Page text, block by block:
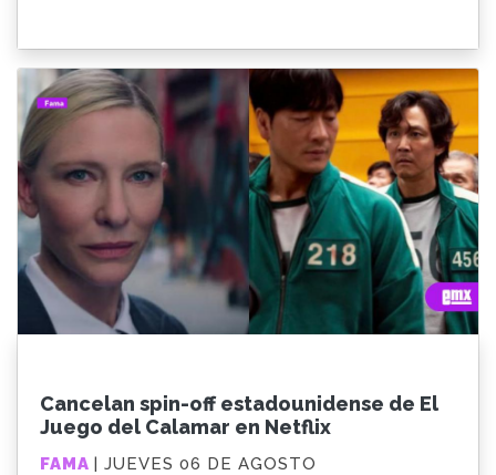
Cancelan spin-off estadounidense de El
Juego del Calamar en Netflix
FAMA | JUEVES 06 DE AGOSTO